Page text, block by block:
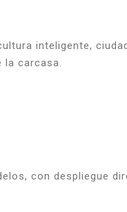
inteligente,
carcasa.
con despliegue